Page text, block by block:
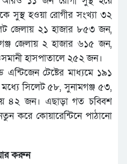
সুস্থ হওয়া রোগীর সংখ্যা ৩২
জেলায় ২১ হাজার ৮৫৩ জন,
জেলায় ২ হাজার ৬১৫ জন,
হাসপাতালে ২৫২ জন।
টেষ্টের মাধ্যমে ১৯১
সিলেট ৫৮, সুনামগঞ্জ ৫৩,
৪২ জন। এছাড়া গত চব্বিশ
করে কোয়ারেন্টিনে পাঠানো
করুন